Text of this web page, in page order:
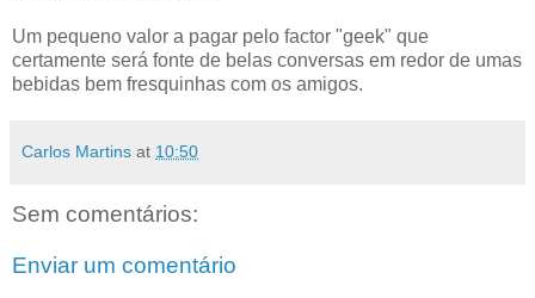
Um pequeno valor a pagar pelo factor "geek" que
certamente será fonte de belas conversas em redor de umas
bebidas bem fresquinhas com os amigos.
Carlos Martins at 10:50
Sem comentários:
Enviar um comentário